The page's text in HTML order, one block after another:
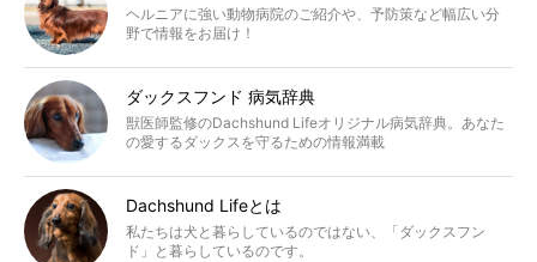
ヘルニアに強い動物病院のご紹介や、予防策など幅広い分
野で情報をお届け！
ダックスフンド 病気辞典
獣医師監修のDachshund Lifeオリジナル病気辞典。あなた
の愛するダックスを守るための情報満載
Dachshund Lifeとは
私たちは犬と暮らしているのではない、「ダックスフン
ド」と暮らしているのです。